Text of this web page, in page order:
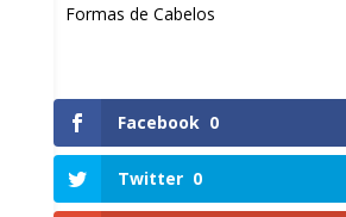
Formas de Cabelos
Facebook 0
Twitter 0